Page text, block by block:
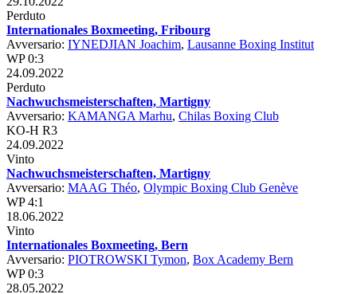
Perduto
Internationales Boxmeeting, Fribourg
Avversario: IYNEDJIAN Joachim, Lausanne Boxing Institut
WP 0:3
24.09.2022
Perduto
Nachwuchsmeisterschaften, Martigny
Avversario: KAMANGA Marhu, Chilas Boxing Club
KO-H R3
24.09.2022
Vinto
Nachwuchsmeisterschaften, Martigny
Avversario: MAAG Théo, Olympic Boxing Club Genève
WP 4:1
18.06.2022
Vinto
Internationales Boxmeeting, Bern
Avversario: PIOTROWSKI Tymon, Box Academy Bern
WP 0:3
28.05.2022